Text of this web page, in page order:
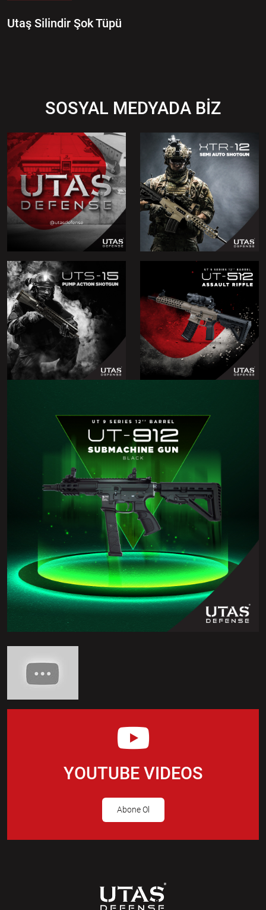
Utaş Silindir Şok Tüpü
SOSYAL MEDYADA BİZ
YOUTUBE VIDEOS
Abone Ol